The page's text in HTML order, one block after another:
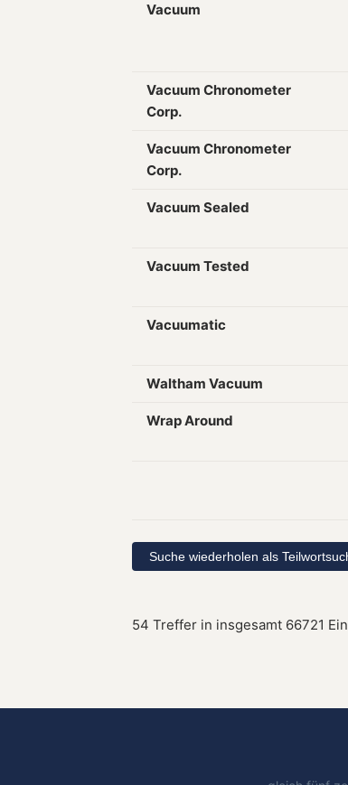
Vacuum
Vacuum Chronometer
Corp.
Vacuum Chronometer
Corp.
Vacuum Sealed
Vacuum Tested
Vacuumatic
Waltham Vacuum
Wrap Around
54 Treffer in insgesamt 66721